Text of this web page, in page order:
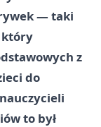
— taki
który
z
do
to był